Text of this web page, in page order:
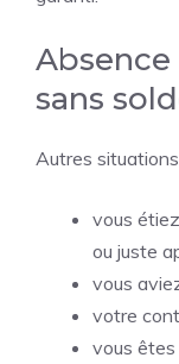
sans
Autres
vous
ou juste
vous
votre
vous êtes